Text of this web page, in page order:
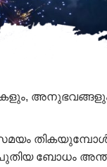
ബോധം